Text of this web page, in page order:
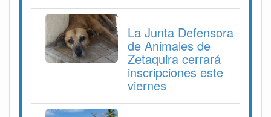
La Junta Defensora
de Animales de
Zetaquira cerrará
inscripciones este
viernes